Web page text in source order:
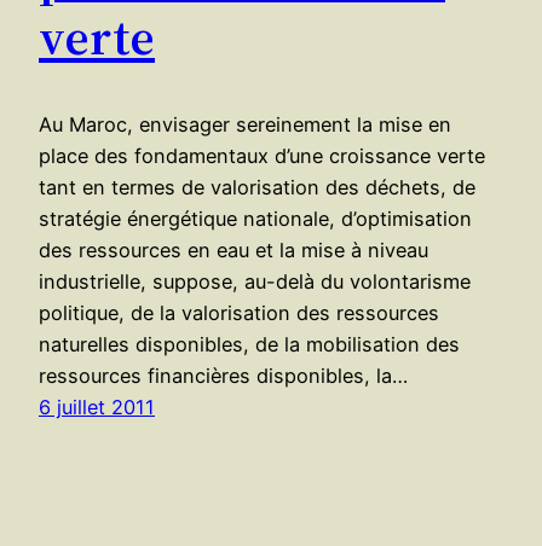
verte
Au Maroc, envisager sereinement la mise en
place des fondamentaux d’une croissance verte
tant en termes de valorisation des déchets, de
stratégie énergétique nationale, d’optimisation
des ressources en eau et la mise à niveau
industrielle, suppose, au-delà du volontarisme
politique, de la valorisation des ressources
naturelles disponibles, de la mobilisation des
ressources financières disponibles, la…
6 juillet 2011